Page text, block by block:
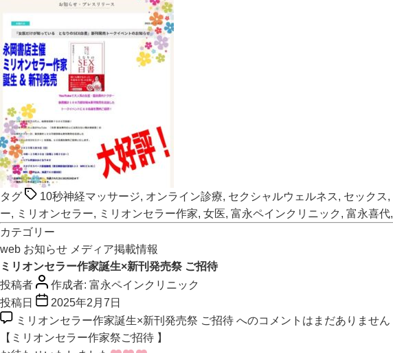
タグ 10秒神経マッサージ, オンライン診療, セクシャルウェルネス, セックス,
ー, ミリオンセラー, ミリオンセラー作家, 女医, 富永ペインクリニック , 富永喜代,
カテゴリー
web お知らせ メディア掲載情報
ミリオンセラー作家誕生×新刊発売祭 ご招待
投稿者
作成者: 富永ペインクリニック
投稿日
2025年2月7日
ミリオンセラー作家誕生×新刊発売祭 ご招待 へのコメントはまだありません
【ミリオンセラー作家祭ご招待 】